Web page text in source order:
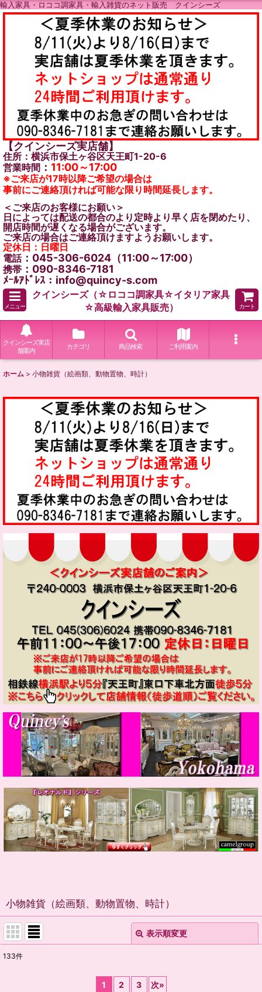
輸入家具・ロココ調家具・輸入雑貨のネット販売 クインシーズ
【クインシーズ実店舗】
住所：横浜市保土ヶ谷区天王町1-20-6
営業時間 ： 11:00～17:00
※ご来店が17時以降ご希望の場合は
事前にご連絡頂ければ可能な限り時間延長します。
＜ご来店のお客様にお願い＞
日によっては配送の都合のより定時より早く店を閉めたり、
開店時間が遅くなる場合がございます。
ご来店の場合はご連絡頂けますようお願いします。
定休日：日曜日
電話：045-306-6024（11:00～17:00）
携帯 ：090-8346-7181
ﾒｰﾙｱﾄﾞﾚｽ：info@quincy-s.com
メニュー
クインシーズ（☆ロココ調家具☆イタリア家具
☆高級輸入家具販売）
カート
クインシーズ実店
舗案内
カテゴリ 商品検索 ご利用案内
ホーム > 小物雑貨（絵画類、動物置物、時計）
小物雑貨（絵画類、動物置物、時計）
表示順変更
133件
1 2 3 次»